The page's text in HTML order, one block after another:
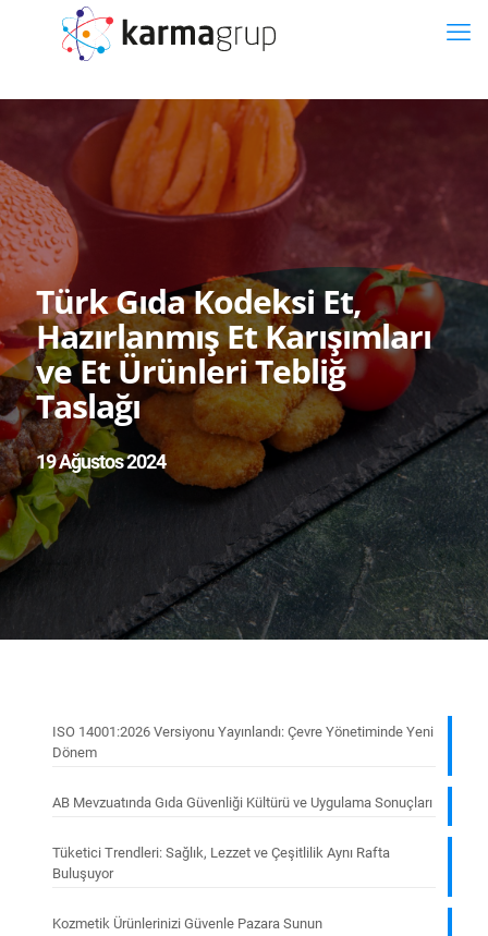
Türk Gıda Kodeksi Et,
Hazırlanmış Et Karışımları
ve Et Ürünleri Tebliğ
Taslağı
19 Ağustos 2024
ISO 14001:2026 Versiyonu Yayınlandı: Çevre Yönetiminde Yeni
Dönem
AB Mevzuatında Gıda Güvenliği Kültürü ve Uygulama Sonuçları
Tüketici Trendleri: Sağlık, Lezzet ve Çeşitlilik Aynı Rafta
Buluşuyor
Kozmetik Ürünlerinizi Güvenle Pazara Sunun